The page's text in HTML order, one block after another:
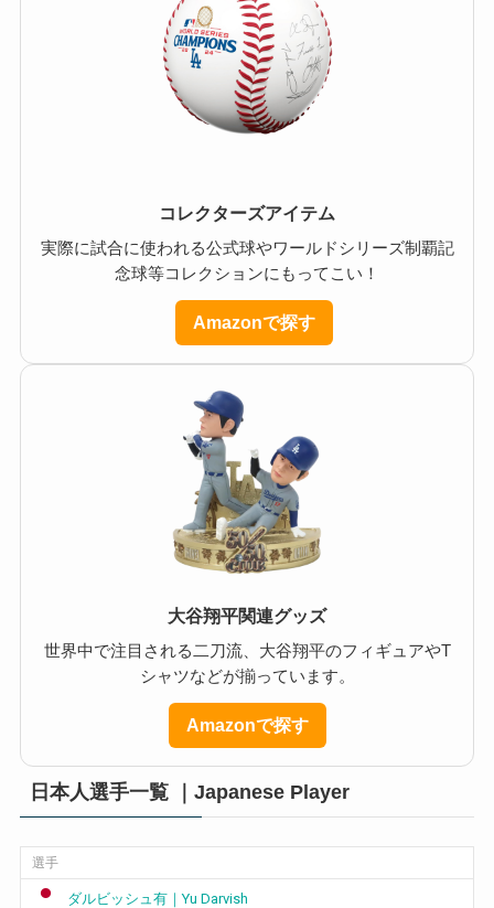
コレクターズアイテム
実際に試合に使われる公式球やワールドシリーズ制覇記
念球等コレクションにもってこい！
Amazonで探す
大谷翔平関連グッズ
世界中で注目される二刀流、大谷翔平のフィギュアやT
シャツなどが揃っています。
Amazonで探す
日本人選手一覧 ｜Japanese Player
選手
ダルビッシュ有｜Yu Darvish